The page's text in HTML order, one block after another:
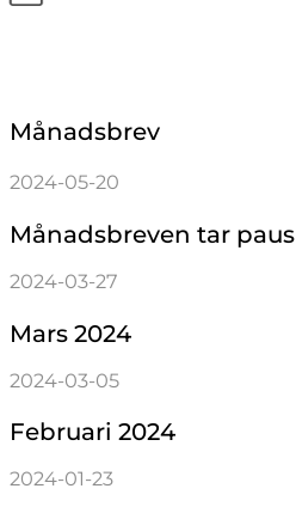
Månadsbrev
2024-05-20
Månadsbreven tar paus
2024-03-27
Mars 2024
2024-03-05
Februari 2024
2024-01-23